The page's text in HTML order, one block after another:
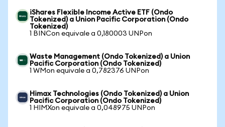
iShares Flexible Income Active ETF (Ondo
Tokenized) a Union Pacific Corporation (Ondo
Tokenized)
1 BINCon equivale a 0,180003 UNPon
Waste Management (Ondo Tokenized) a Union
Pacific Corporation (Ondo Tokenized)
1 WMon equivale a 0,782376 UNPon
Himax Technologies (Ondo Tokenized) a Union
Pacific Corporation (Ondo Tokenized)
1 HIMXon equivale a 0,048975 UNPon